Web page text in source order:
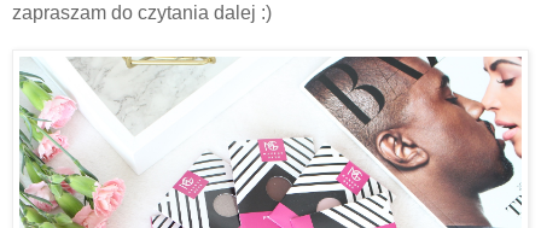
zapraszam do czytania dalej :)